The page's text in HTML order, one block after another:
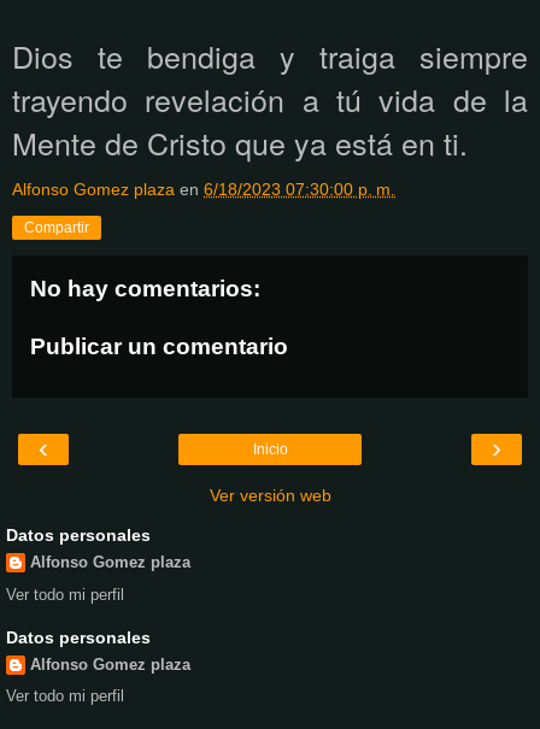
Dios te bendiga y traiga siempre
trayendo revelación a tú vida de la
Mente de Cristo que ya está en ti.
Alfonso Gomez plaza en 6/18/2023 07:30:00 p. m.
Compartir
No hay comentarios:
Publicar un comentario
‹ ›
Inicio
Ver versión web
Datos personales
Alfonso Gomez plaza
Ver todo mi perfil
Datos personales
Alfonso Gomez plaza
Ver todo mi perfil